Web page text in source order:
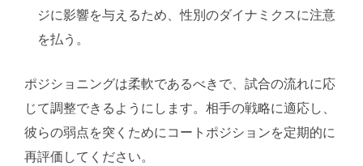
ジに影響を与えるため、性別のダイナミクスに注意
を払う。
ポジショニングは柔軟であるべきで、試合の流れに応
じて調整できるようにします。相手の戦略に適応し、
彼らの弱点を突くためにコートポジションを定期的に
再評価してください。